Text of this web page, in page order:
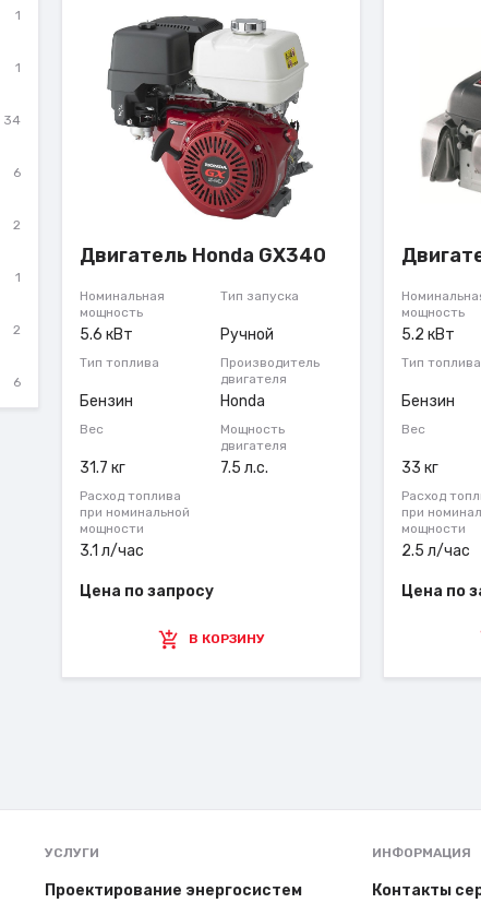
1
1
34
6
2
1
2
6
Двигатель Honda GX340
Номинальная
мощность
5.6 кВт
Тип запуска
Ручной
Тип топлива
Бензин
Производитель
двигателя
Honda
Вес
31.7 кг
Мощность
двигателя
7.5 л.с.
Расход топлива
при номинальной
мощности
3.1 л/час
Цена по запросу
В КОРЗИНУ
мощность
5.2 кВт
Тип топлива
Бензин
Вес
33 кг
Расход
при
мощности
2.5 л/час
Цена по
УСЛУГИ
Проектирование энергосистем
ИНФОРМАЦИЯ
Контакты